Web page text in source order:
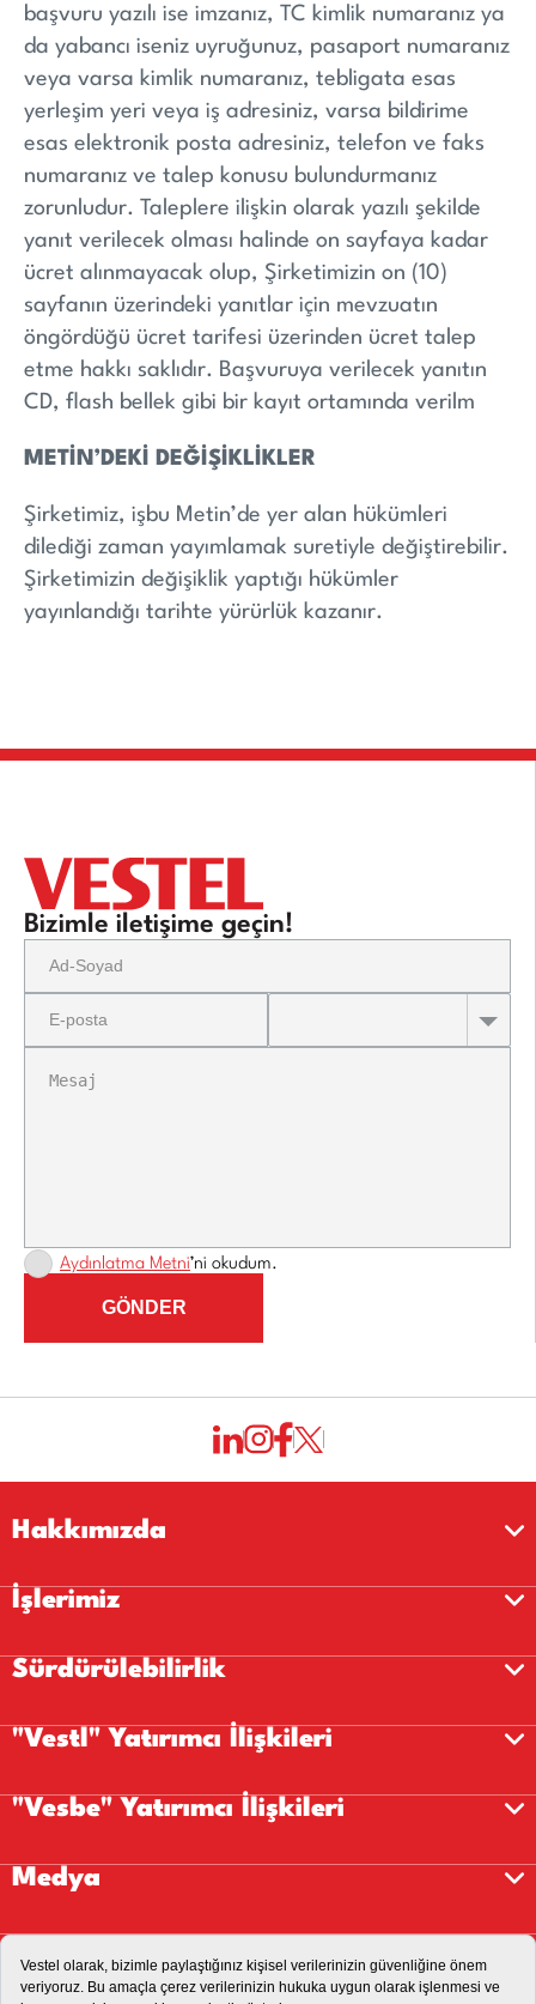
başvuru yazılı ise imzanız, TC kimlik numaranız ya
da yabancı iseniz uyruğunuz, pasaport numaranız
veya varsa kimlik numaranız, tebligata esas
yerleşim yeri veya iş adresiniz, varsa bildirime
esas elektronik posta adresiniz, telefon ve faks
numaranız ve talep konusu bulundurmanız
zorunludur. Taleplere ilişkin olarak yazılı şekilde
yanıt verilecek olması halinde on sayfaya kadar
ücret alınmayacak olup, Şirketimizin on (10)
sayfanın üzerindeki yanıtlar için mevzuatın
öngördüğü ücret tarifesi üzerinden ücret talep
etme hakkı saklıdır. Başvuruya verilecek yanıtın
CD, flash bellek gibi bir kayıt ortamında verilm
METİN’DEKİ DEĞİŞİKLİKLER
Şirketimiz, işbu Metin’de yer alan hükümleri
dilediği zaman yayımlamak suretiyle değiştirebilir.
Şirketimizin değişiklik yaptığı hükümler
yayınlandığı tarihte yürürlük kazanır.
Bizimle iletişime geçin!
Aydınlatma Metni’ni okudum.
GÖNDER
Hakkımızda
İşlerimiz
Sürdürülebilirlik
"Vestl" Yatırımcı İlişkileri
"Vesbe" Yatırımcı İlişkileri
Medya